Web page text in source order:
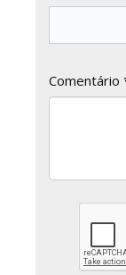
Comentário